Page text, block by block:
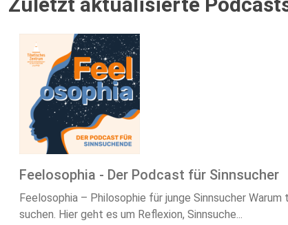
Feelosophia - Der Podcast für Sinnsucher
Feelosophia – Philosophie für junge Sinnsucher
suchen. Hier geht es um Reflexion, Sinnsuche...